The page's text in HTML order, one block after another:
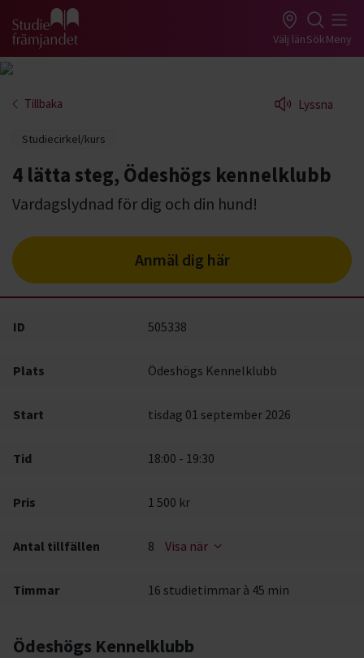
Gå till studiefrämjandets startsida Välj länSökMeny
Tillbaka Lyssna
Studiecirkel/kurs
4 lätta steg, Ödeshögs kennelklubb
Vardagslydnad för dig och din hund!
Anmäl dig här
ID 505338
Plats Ödeshögs Kennelklubb
Start tisdag 01 september 2026
Tid 18:00 - 19:30
Pris 1 500 kr
Antal tillfällen 8 Visa när
Timmar 16 studietimmar à 45 min
Ödeshögs Kennelklubb